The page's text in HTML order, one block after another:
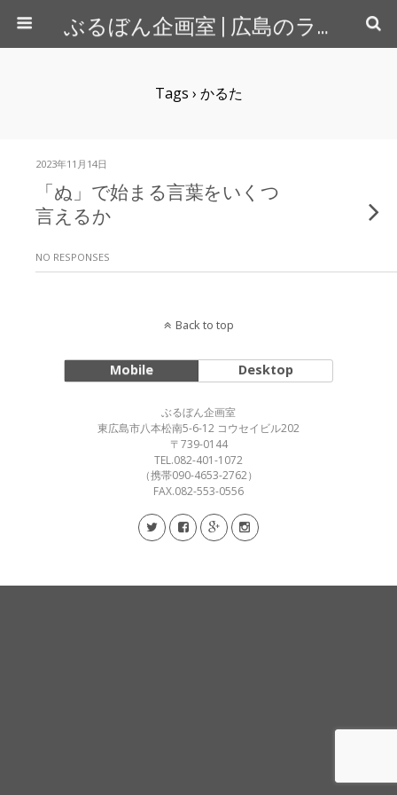
ぶるぼん企画室 | 広島のライター＆カメラマン
Tags › かるた
2023年11月14日
「ぬ」で始まる言葉をいくつ
言えるか
NO RESPONSES
Back to top
Mobile Desktop
ぶるぼん企画室
東広島市八本松南5-6-12 コウセイビル202
〒739-0144
TEL.082-401-1072
（携帯090-4653-2762）
FAX.082-553-0556